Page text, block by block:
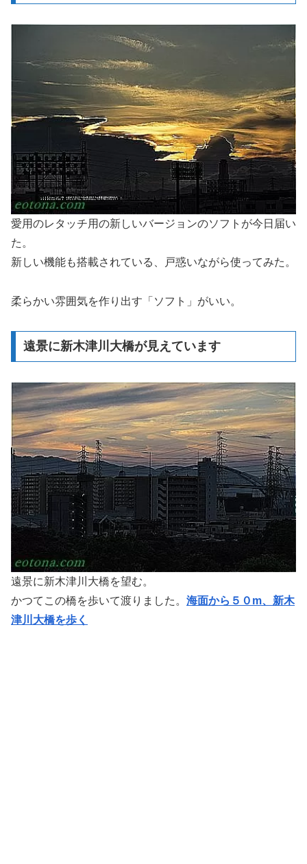
愛用のレタッチ用の新しいバージョンのソフトが今日届い
た。
新しい機能も搭載されている、戸惑いながら使ってみた。
柔らかい雰囲気を作り出す「ソフト」がいい。
遠景に新木津川大橋が見えています
遠景に新木津川大橋を望む。
かつてこの橋を歩いて渡りました。 海面から５０m、新木
津川大橋を歩く